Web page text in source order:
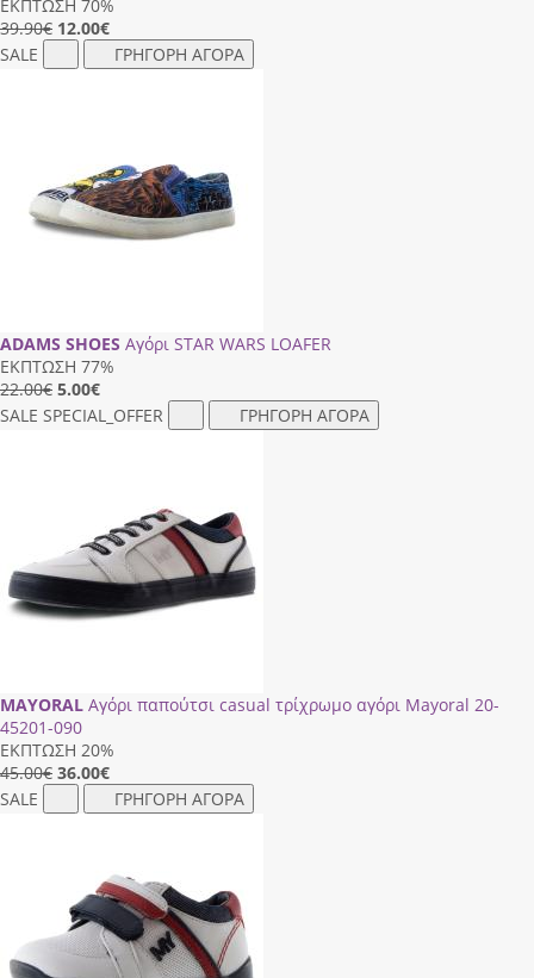
ΕΚΠΤΩΣΗ 70%
39.90€ 12.00€
SALE
ΓΡΗΓΟΡΗ ΑΓΟΡΑ
ADAMS SHOES Αγόρι STAR WARS LOAFER
ΕΚΠΤΩΣΗ 77%
22.00€ 5.00€
SALE SPECIAL_OFFER ΓΡΗΓΟΡΗ ΑΓΟΡΑ
MAYORAL Αγόρι παπούτσι casual τρίχρωμο αγόρι Mayoral 20-
45201-090
ΕΚΠΤΩΣΗ 20%
45.00€ 36.00€
SALE
ΓΡΗΓΟΡΗ ΑΓΟΡΑ